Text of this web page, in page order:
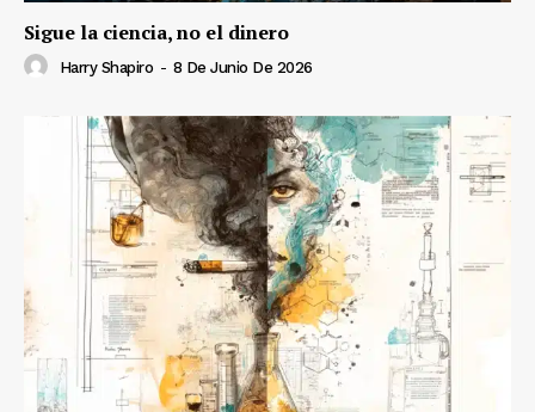
Sigue la ciencia, no el dinero
Harry Shapiro - 8 De Junio De 2026